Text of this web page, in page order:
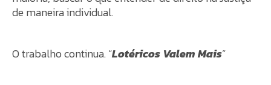
de maneira individual.
O trabalho continua. “Lotéricos Valem Mais”